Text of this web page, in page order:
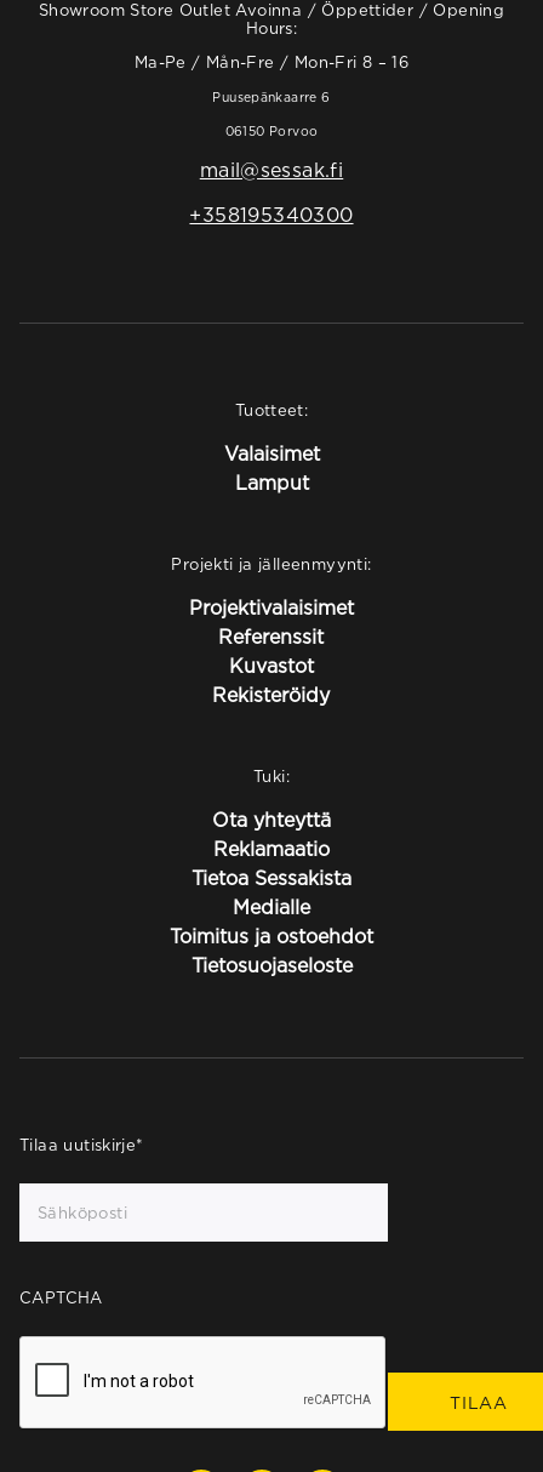
Showroom Store Outlet Avoinna / Öppettider / Opening
Hours:
Ma-Pe / Mån-Fre / Mon-Fri 8 – 16
Puusepänkaarre 6
06150 Porvoo
mail@sessak.fi
+358195340300
Tuotteet:
Valaisimet
Lamput
Projekti ja jälleenmyynti:
Projektivalaisimet
Referenssit
Kuvastot
Rekisteröidy
Tuki:
Ota yhteyttä
Reklamaatio
Tietoa Sessakista
Medialle
Toimitus ja ostoehdot
Tietosuojaseloste
Tilaa uutiskirje*
CAPTCHA